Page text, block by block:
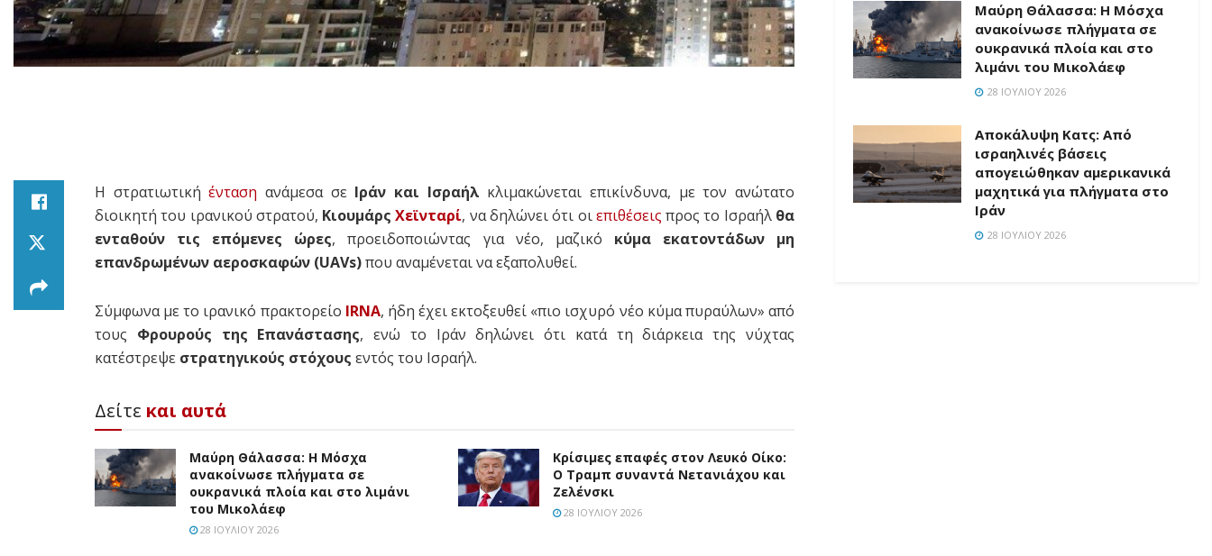
Η στρατιωτικήένταση ανάμεσα σε Ιράν και Ισραήλ κλιμακώνεται επικίνδυνα, με τον ανώτατο
διοικητή του ιρανικού στρατού, ΚιουμάρςΧεϊνταρί, να δηλώνει ότι οιεπιθέσεις προς το Ισραήλ θα
ενταθούν τις επόμενες ώρες, προειδοποιώντας για νέο, μαζικό κύμα εκατοντάδων μη
επανδρωμένων αεροσκαφών (UAVs)που αναμένεται να εξαπολυθεί.
Σύμφωνα με το ιρανικό πρακτορείο IRNA, ήδη έχει εκτοξευθεί «πιο ισχυρό νέο κύμα πυραύλων» από
τους Φρουρούς της Επανάστασης, ενώ το Ιράν δηλώνει ότι κατά τη διάρκεια της νύχτας
κατέστρεψε στρατηγικούς στόχους εντός του Ισραήλ.
Δείτε και αυτά
Μαύρη Θάλασσα: Η Μόσχα
ανακοίνωσε πλήγματα σε
ουκρανικά πλοία και στο λιμάνι
του Μικολάεφ
28 ΙΟΥΛΊΟΥ 2026
Κρίσιμες επαφές στον Λευκό Οίκο:
Ο Τραμπ συναντά Νετανιάχου και
Ζελένσκι
28 ΙΟΥΛΊΟΥ 2026
Μαύρη Θάλασσα: Η Μόσχα
ανακοίνωσε πλήγματα σε
ουκρανικά πλοία και στο
λιμάνι του Μικολάεφ
28 ΙΟΥΛΊΟΥ 2026
Αποκάλυψη Κατς: Από
ισραηλινές βάσεις
απογειώθηκαν αμερικανικά
μαχητικά για πλήγματα στο
Ιράν
28 ΙΟΥΛΊΟΥ 2026